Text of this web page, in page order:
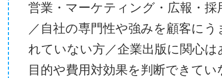
営業・マーケティング・広報・採
／自社の専門性や強みを顧客に
れていない方／企業出版に関心
目的や費用対効果を判断できてい